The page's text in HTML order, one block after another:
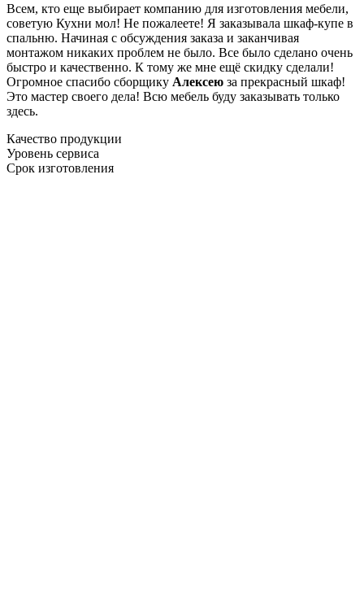
Всем, кто еще выбирает компанию для изготовления мебели,
советую Кухни мол! Не пожалеете! Я заказывала шкаф-купе в
спальню. Начиная с обсуждения заказа и заканчивая
монтажом никаких проблем не было. Все было сделано очень
быстро и качественно. К тому же мне ещё скидку сделали!
Огромное спасибо сборщику Алексею за прекрасный шкаф!
Это мастер своего дела! Всю мебель буду заказывать только
здесь.
Качество продукции
Уровень сервиса
Срок изготовления